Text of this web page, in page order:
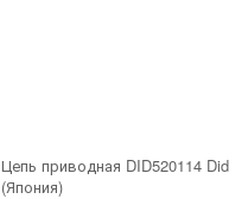
Цепь приводная DID520114 Did
(Япония)